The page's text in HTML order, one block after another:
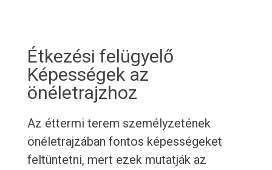
Étkezési felügyelő
Képességek az
önéletrajzhoz
Az éttermi terem személyzetének
önéletrajzában fontos képességeket
feltüntetni, mert ezek mutatják az